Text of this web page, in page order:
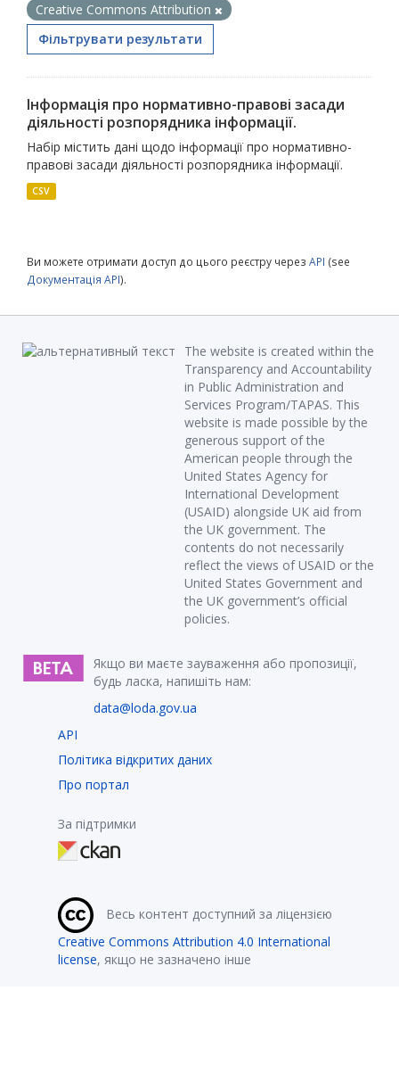
Creative Commons Attribution
Фільтрувати результати
Інформація про нормативно-правові засади
діяльності розпорядника інформації.
Набір містить дані щодо інформації про нормативно-
правові засади діяльності розпорядника інформації.
CSV
Ви можете отримати доступ до цього реєстру через API (see
Документація API).
The website is created within the
Transparency and Accountability
in Public Administration and
Services Program/TAPAS. This
website is made possible by the
generous support of the
American people through the
United States Agency for
International Development
(USAID) alongside UK aid from
the UK government. The
contents do not necessarily
reflect the views of USAID or the
United States Government and
the UK government’s official
policies.
Якщо ви маєте зауваження або пропозиції,
будь ласка, напишіть нам:
data@loda.gov.ua
API
Політика відкритих даних
Про портал
За підтримки
Весь контент доступний за ліцензією
Creative Commons Attribution 4.0 International
license, якщо не зазначено інше